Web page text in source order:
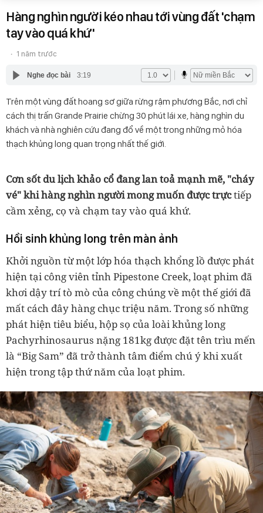
Hàng nghìn người kéo nhau tới vùng đất 'chạm
tay vào quá khứ'
1 năm trước
Nghe đọc bài 3:19
Trên một vùng đất hoang sơ giữa rừng rậm phương Bắc, nơi chỉ
cách thị trấn Grande Prairie chừng 30 phút lái xe, hàng nghìn du
khách và nhà nghiên cứu đang đổ về một trong những mỏ hóa
thạch khủng long quan trọng nhất thế giới.
Cơn sốt du lịch khảo cổ đang lan toả mạnh mẽ, "cháy
vé" khi hàng nghìn người mong muốn được trựctiếp
cầm xẻng, cọ và chạm tay vào quá khứ.
Hồi sinh khủng long trên màn ảnh
Khởi nguồn từ một lớp hóa thạch khổng lồ được phát
hiện tại công viên tỉnh Pipestone Creek, loạt phim đã
khơi dậy trí tò mò của công chúng về một thế giới đã
mất cách đây hàng chục triệu năm. Trong số những
phát hiện tiêu biểu, hộp sọ của loài khủng long
Pachyrhinosaurus nặng 181kg được đặt tên trìu mến
là “Big Sam” đã trở thành tâm điểm chú ý khi xuất
hiện trong tập thứ năm của loạt phim.